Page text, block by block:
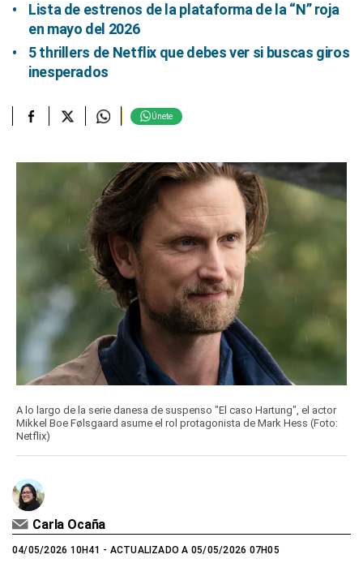
Lista de estrenos de la plataforma de la “N” roja
en mayo del 2026
5 thrillers de Netflix que debes ver si buscas giros
inesperados
Únete
A lo largo de la serie danesa de suspenso "El caso Hartung", el actor
Mikkel Boe Følsgaard asume el rol protagonista de Mark Hess (Foto:
Netflix)
Carla Ocaña
04/05/2026 10H41 - ACTUALIZADO A 05/05/2026 07H05